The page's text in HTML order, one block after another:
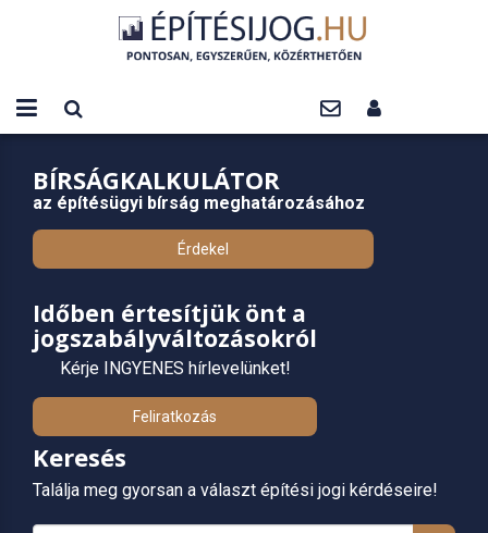
BÍRSÁGKALKULÁTOR
az építésügyi bírság meghatározásához
Érdekel
Időben értesítjük önt a
jogszabályváltozásokról
Kérje INGYENES hírlevelünket!
Feliratkozás
Keresés
Találja meg gyorsan a választ építési jogi kérdéseire!